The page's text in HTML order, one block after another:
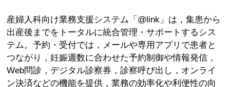
産婦人科向け業務支援システム「@link」は，集患から
出産後までをトータルに統合管理・サポートするシス
テム。予約・受付では，メールや専用アプリで患者と
つながり，妊娠週数に合わせた予約制御や情報発信，
Web問診，デジタル診察券，診察呼び出し，オンライ
ン決済などの機能を提供，業務の効率化や利便性の向